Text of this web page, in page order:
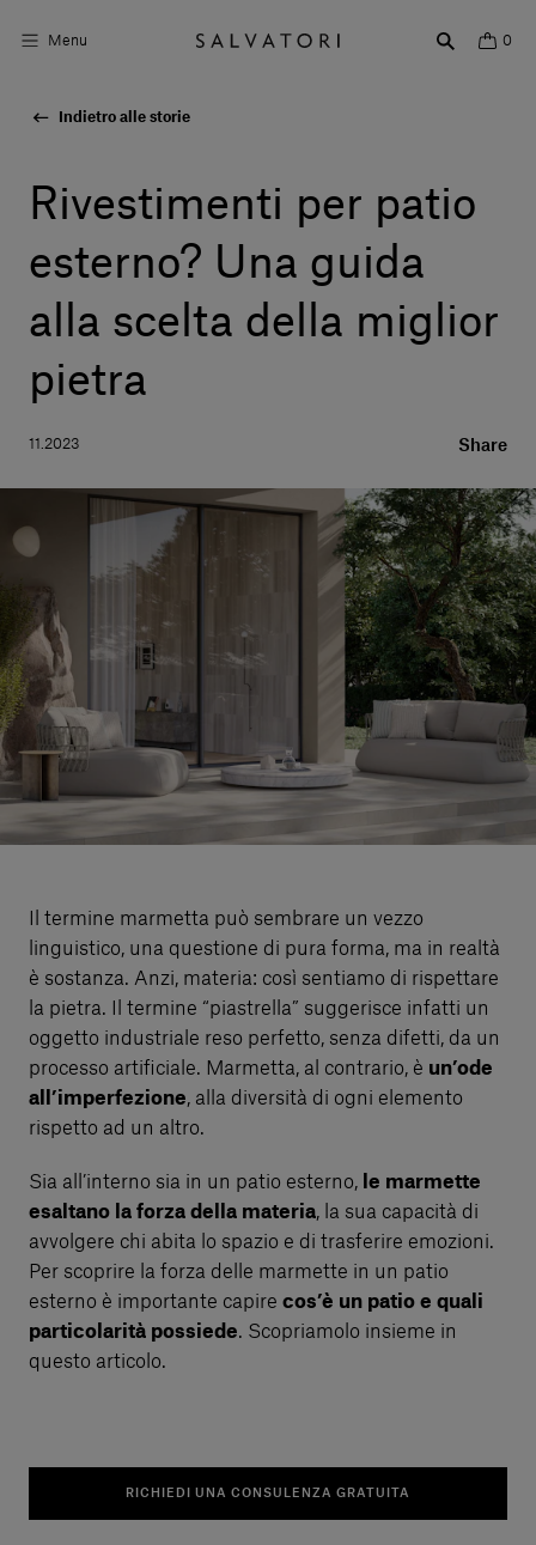
Menu 0
Arredo bagno
Storie di Design
Chi siamo
Vieni a trovarci
Servizi al cliente
Accedi
Italiano
Contattaci
Indietro alle storie
Rivestimenti per patio
esterno? Una guida
alla scelta della miglior
pietra
11.2023 Share
Il termine marmetta può sembrare un vezzo
linguistico, una questione di pura forma, ma in realtà
è sostanza. Anzi, materia: così sentiamo di rispettare
la pietra. Il termine “piastrella” suggerisce infatti un
oggetto industriale reso perfetto, senza difetti, da un
processo artificiale. Marmetta, al contrario, è un’ode
all’imperfezione, alla diversità di ogni elemento
rispetto ad un altro.
Sia all’interno sia in un patio esterno, le marmette
esaltano la forza della materia, la sua capacità di
avvolgere chi abita lo spazio e di trasferire emozioni.
Per scoprire la forza delle marmette in un patio
esterno è importante capire cos’è un patio e quali
particolarità possiede. Scopriamolo insieme in
questo articolo.
RICHIEDI UNA CONSULENZA GRATUITA